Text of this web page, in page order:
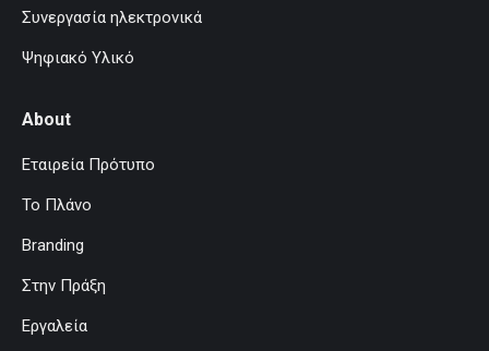
Συνεργασία ηλεκτρονικά
Ψηφιακό Υλικό
About
Εταιρεία Πρότυπο
Το Πλάνο
Branding
Στην Πράξη
Εργαλεία